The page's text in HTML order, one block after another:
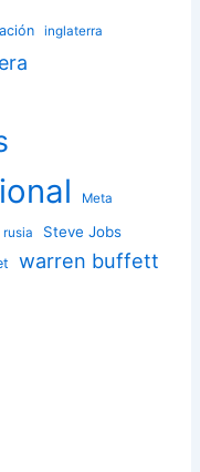
inglaterra
Meta
rusia Steve Jobs
warren buffett